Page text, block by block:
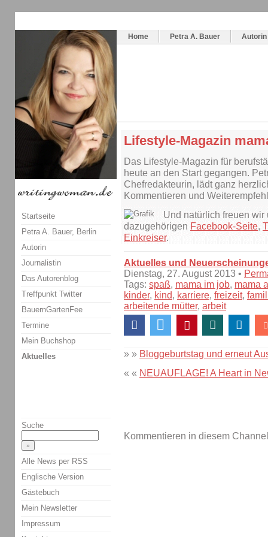
Home
Petra A. Bauer Autorin
Lifestyle-Magazin
Das Lifestyle-Magazin für
heute an den Start gegangen.
Chefredakteurin, lädt ganz
Kommentieren und
Und natürlich freuen
dazugehörigen Facebook-Seite,
Einkreiser.
Aktuelles und
Dienstag, 27. August 2013 •
Tags: spaß, mama im job, mama
kinder, kind, karriere, freizeit,
arbeitende mütter, arbeit
» » Bloggeburtstag und erneut
« « NEUAUFLAGE! A Heart in
Kommentieren in diesem
Startseite
Petra A. Bauer, Berlin
Autorin
Journalistin
Das Autorenblog
Treffpunkt Twitter
BauernGartenFee
Termine
Mein Buchshop
Aktuelles
Suche
Alle News per RSS
Englische Version
Gästebuch
Mein Newsletter
Impressum